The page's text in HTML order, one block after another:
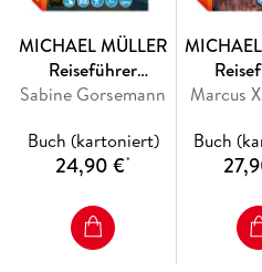
MICHAEL MÜLLER
Reiseführer
Südschweden
Sabine Gorsemann
Buch (kartoniert)
24,90 €*
Marcus
Buch